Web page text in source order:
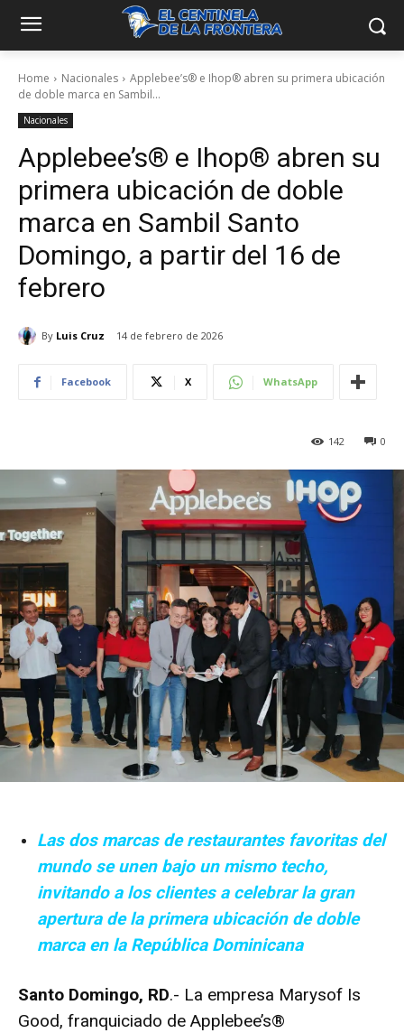
Home Nacionales
Applebee’s® e Ihop® abren su primera ubicación
de doble marca en Sambil...
Nacionales
Applebee’s® e Ihop® abren su
primera ubicación de doble
marca en Sambil Santo
Domingo, a partir del 16 de
febrero
By Luis Cruz 14 de febrero de 2026
Facebook X WhatsApp
0
142
Las dos marcas de restaurantes favoritas del
mundo se unen bajo un mismo techo,
invitando a los clientes a celebrar la gran
apertura de la primera ubicación de doble
marca en la República Dominicana
Santo Domingo, RD.- La empresa Marysof Is
Good, franquiciado de Applebee’s®